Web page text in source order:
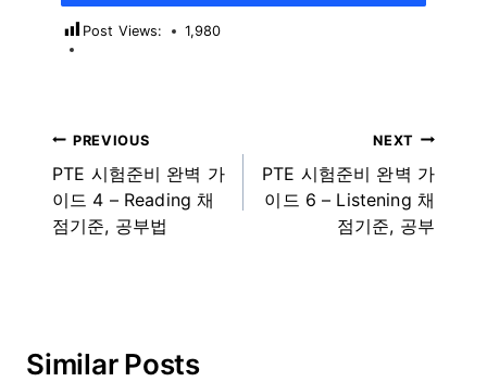
Post Views: 1,980
글
내
비
션
PREVIOUS
PTE 시험준비 완벽 가
이드 4 – Reading 채
점기준, 공부법
NEXT
PTE 시험준비 완벽 가
이드 6 – Listening 채
점기준, 공부
Similar Posts